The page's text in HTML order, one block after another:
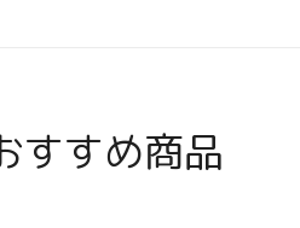
すすめ商品